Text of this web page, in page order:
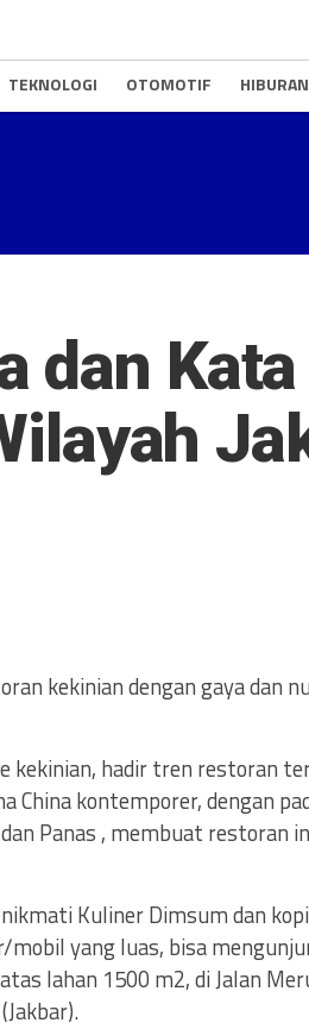
TEKNOLOGI OTOMOTIF HIBURAN
dan
kekinian dengan gaya dan
kekinian, hadir tren restoran
China kontemporer, dengan
Panas , membuat restoran
Kuliner Dimsum dan
yang luas, bisa
lahan 1500 m2, di Jalan